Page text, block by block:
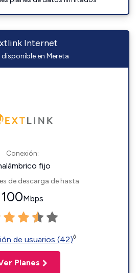
Internet
en Mereta
Conexión:
fijo
de descarga de hasta
100Mbps
de usuarios (42)◊
Planes